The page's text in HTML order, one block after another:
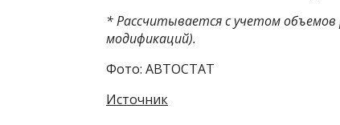
* Рассчитывается с учетом объемов
модификаций).
Фото: АВТОСТАТ
Источник